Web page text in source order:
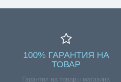
100% ГАРАНТИЯ НА
ТОВАР
Гарантия на товары магазина